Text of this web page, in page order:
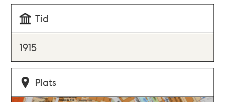
Tid
1915
Plats